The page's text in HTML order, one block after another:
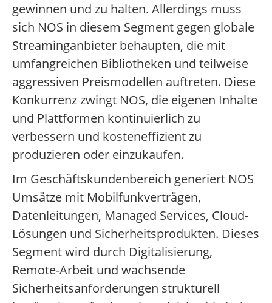
gewinnen und zu halten. Allerdings muss
sich NOS in diesem Segment gegen globale
Streaminganbieter behaupten, die mit
umfangreichen Bibliotheken und teilweise
aggressiven Preismodellen auftreten. Diese
Konkurrenz zwingt NOS, die eigenen Inhalte
und Plattformen kontinuierlich zu
verbessern und kosteneffizient zu
produzieren oder einzukaufen.
Im Geschäftskundenbereich generiert NOS
Umsätze mit Mobilfunkverträgen,
Datenleitungen, Managed Services, Cloud-
Lösungen und Sicherheitsprodukten. Dieses
Segment wird durch Digitalisierung,
Remote-Arbeit und wachsende
Sicherheitsanforderungen strukturell